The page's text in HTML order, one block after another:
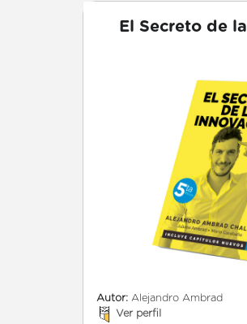
El Secreto de
Autor: Alejandro Ambrad
Ver perfil